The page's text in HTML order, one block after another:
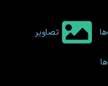
تصاویر